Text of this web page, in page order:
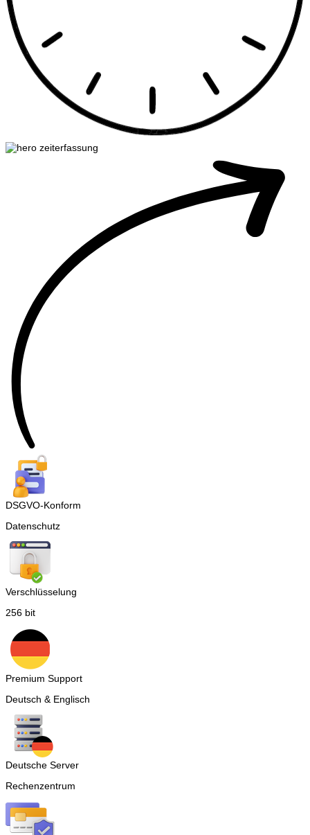
DSGVO-Konform
Datenschutz
Verschlüsselung
256 bit
Premium Support
Deutsch & Englisch
Deutsche Server
Rechenzentrum